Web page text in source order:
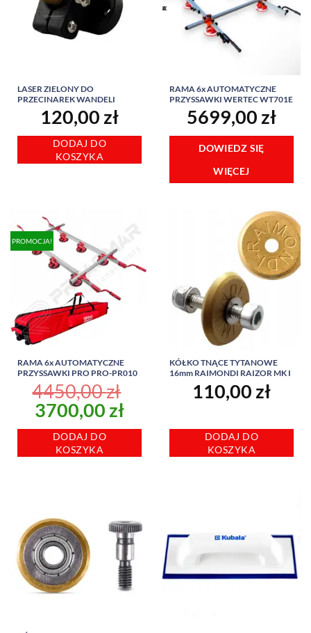
LASER ZIELONY DO
PRZECINAREK WANDELI
120,00 zł
DODAJ DO
KOSZYKA
RAMA 6x AUTOMATYCZNE
PRZYSSAWKI WERTEC WT701E
5699,00 zł
DOWIEDZ SIĘ
WIĘCEJ
PROMOCJA!
RAMA 6x AUTOMATYCZNE
PRZYSSAWKI PRO PRO-PR010
4450,00zł
Pierwotna
cena
wynosiła:
3700,00 złAktualna
cena
DODAJ DO
KOSZYKA
KÓŁKO TNĄCE TYTANOWE
16mm RAIMONDI RAIZOR MK I
110,00 zł
DODAJ DO
KOSZYKA